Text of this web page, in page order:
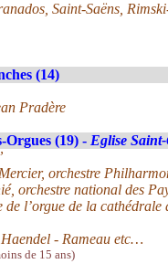
Saint-Saëns,
(14)
Pradère
Orgues (19) - Eglise
orchestre
orchestre national des
l’orgue de la cathédrale
- Rameau etc…
de 15 ans)